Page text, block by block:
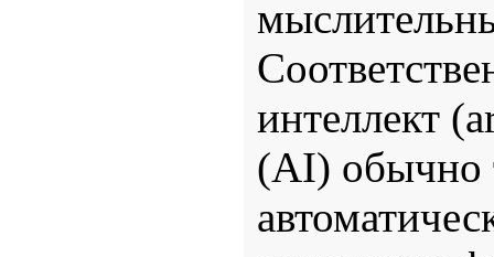
интеллект
(AI) обычно